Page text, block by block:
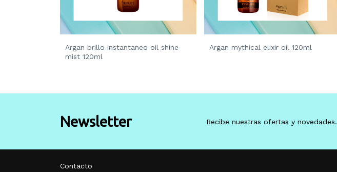
Argan brillo instantaneo oil shine
mist 120ml
Argan mythical elixir oil 120ml
Newsletter Recibe nuestras ofertas y novedades.
Contacto